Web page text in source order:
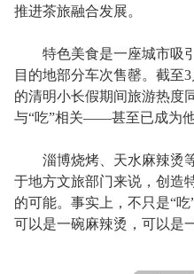
推进茶旅融合发展。
特色美食是一座城市吸引
目的地部分车次售罄。截至
的清明小长假期间旅游热度
与“吃”相关——甚至已成为他
淄博烧烤、天水麻辣烫等
于地方文旅部门来说，创造
的可能。事实上，不只是“
可以是一碗麻辣烫，可以是